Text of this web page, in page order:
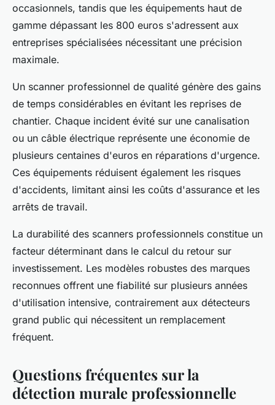
occasionnels, tandis que les équipements haut de
gamme dépassant les 800 euros s'adressent aux
entreprises spécialisées nécessitant une précision
maximale.
Un scanner professionnel de qualité génère des gains
de temps considérables en évitant les reprises de
chantier. Chaque incident évité sur une canalisation
ou un câble électrique représente une économie de
plusieurs centaines d'euros en réparations d'urgence.
Ces équipements réduisent également les risques
d'accidents, limitant ainsi les coûts d'assurance et les
arrêts de travail.
La durabilité des scanners professionnels constitue un
facteur déterminant dans le calcul du retour sur
investissement. Les modèles robustes des marques
reconnues offrent une fiabilité sur plusieurs années
d'utilisation intensive, contrairement aux détecteurs
grand public qui nécessitent un remplacement
fréquent.
Questions fréquentes sur la
détection murale professionnelle